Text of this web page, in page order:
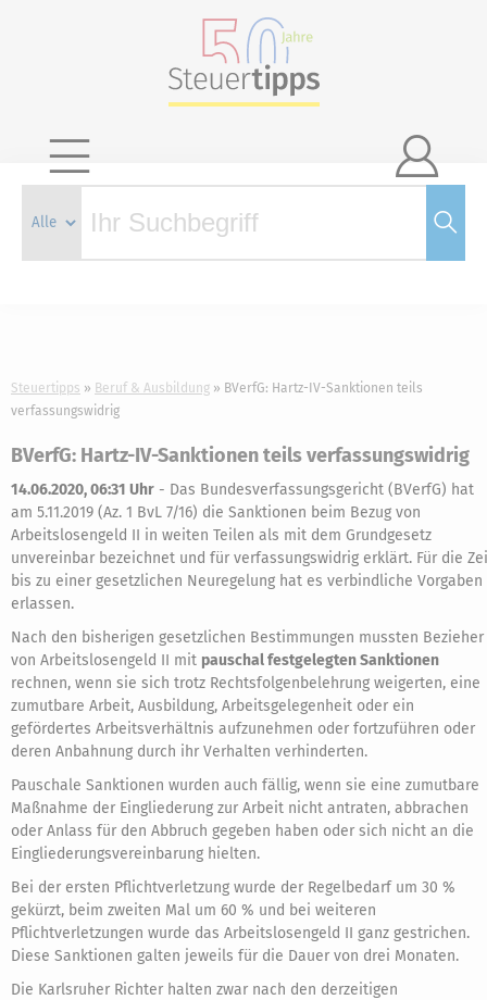

Steuertipps Beruf & Ausbildung
BVerfG: Hartz-IV-Sanktionen teils
verfassungswidrig
BVerfG: Hartz-IV-Sanktionen teils verfassungswidrig
14.06.2020, 06:31 Uhr - Das Bundesverfassungsgericht (BVerfG) hat
am 5.11.2019 (Az. 1 BvL 7/16) die Sanktionen beim Bezug von
Arbeitslosengeld II in weiten Teilen als mit dem Grundgesetz
unvereinbar bezeichnet und für verfassungswidrig erklärt. Für die
bis zu einer gesetzlichen Neuregelung hat es verbindliche Vorgaben
erlassen.
Nach den bisherigen gesetzlichen Bestimmungen mussten Bezieher
von Arbeitslosengeld II mit pauschal festgelegten Sanktionen
rechnen, wenn sie sich trotz Rechtsfolgenbelehrung weigerten, eine
zumutbare Arbeit, Ausbildung, Arbeitsgelegenheit oder ein
gefördertes Arbeitsverhältnis aufzunehmen oder fortzuführen oder
deren Anbahnung durch ihr Verhalten verhinderten.
Pauschale Sanktionen wurden auch fällig, wenn sie eine zumutbare
Maßnahme der Eingliederung zur Arbeit nicht antraten, abbrachen
oder Anlass für den Abbruch gegeben haben oder sich nicht an die
Eingliederungsvereinbarung hielten.
Bei der ersten Pflichtverletzung wurde der Regelbedarf um 30 %
gekürzt, beim zweiten Mal um 60 % und bei weiteren
Pflichtverletzungen wurde das Arbeitslosengeld II ganz gestrichen.
Diese Sanktionen galten jeweils für die Dauer von drei Monaten.
Die Karlsruher Richter halten zwar nach den derzeitigen